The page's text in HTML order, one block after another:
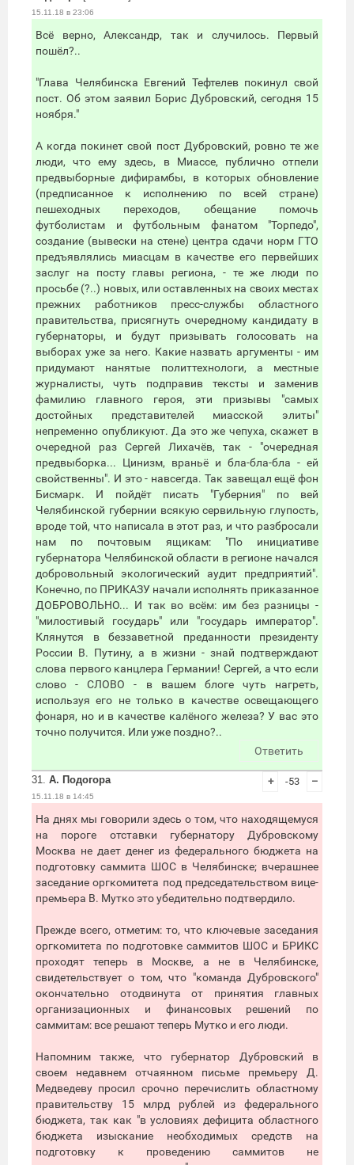
15.11.18 в 23:06
Всё верно, Александр, так и случилось. Первый
пошёл?..
"Глава Челябинска Евгений Тефтелев покинул свой
пост. Об этом заявил Борис Дубровский, сегодня 15
ноября."
А когда покинет свой пост Дубровский, ровно те же
люди, что ему здесь, в Миассе, публично отпели
предвыборные дифирамбы, в которых обновление
(предписанное к исполнению по всей стране)
пешеходных переходов, обещание помочь
футболистам и футбольным фанатом "Торпедо",
создание (вывески на стене) центра сдачи норм ГТО
предъявлялись миасцам в качестве его первейших
заслуг на посту главы региона, - те же люди по
просьбе (?..) новых, или оставленных на своих местах
прежних работников пресс-службы областного
правительства, присягнуть очередному кандидату в
губернаторы, и будут призывать голосовать на
выборах уже за него. Какие назвать аргументы - им
придумают нанятые политтехнологи, а местные
журналисты, чуть подправив тексты и заменив
фамилию главного героя, эти призывы "самых
достойных представителей миасской элиты"
непременно опубликуют. Да это же чепуха, скажет в
очередной раз Сергей Лихачёв, так - "очередная
предвыборка... Цинизм, враньё и бла-бла-бла - ей
свойственны". И это - навсегда. Так завещал ещё фон
Бисмарк. И пойдёт писать "Губерния" по вей
Челябинской губернии всякую сервильную глупость,
вроде той, что написала в этот раз, и что разбросали
нам по почтовым ящикам: "По инициативе
губернатора Челябинской области в регионе начался
добровольный экологический аудит предприятий".
Конечно, по ПРИКАЗУ начали исполнять приказанное
ДОБРОВОЛЬНО... И так во всём: им без разницы -
"милостивый государь" или "государь император".
Клянутся в беззаветной преданности президенту
России В. Путину, а в жизни - знай подтверждают
слова первого канцлера Германии! Сергей, а что если
слово - СЛОВО - в вашем блоге чуть нагреть,
используя его не только в качестве освещающего
фонаря, но и в качестве калёного железа? У вас это
точно получится. Или уже поздно?..
Ответить
31. А. Подогора
15.11.18 в 14:45
+ -53 –
На днях мы говорили здесь о том, что находящемуся
на пороге отставки губернатору Дубровскому
Москва не дает денег из федерального бюджета на
подготовку саммита ШОС в Челябинске; вчерашнее
заседание оргкомитета под председательством вице-
премьера В. Мутко это убедительно подтвердило.
Прежде всего, отметим: то, что ключевые заседания
оргкомитета по подготовке саммитов ШОС и БРИКС
проходят теперь в Москве, а не в Челябинске,
свидетельствует о том, что "команда Дубровского"
окончательно отодвинута от принятия главных
организационных и финансовых решений по
саммитам: все решают теперь Мутко и его люди.
Напомним также, что губернатор Дубровский в
своем недавнем отчаянном письме премьеру Д.
Медведеву просил срочно перечислить областному
правительству 15 млрд рублей из федерального
бюджета, так как "в условиях дефицита областного
бюджета изыскание необходимых средств на
подготовку к проведению саммитов не